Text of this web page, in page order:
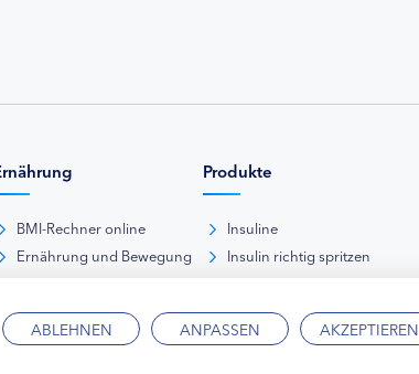
BMI-Rechner online
Ernährung und Bewegung
Lebensmittelkunde
Produkte
Insuline
Insulin richtig spritzen
ABLEHNEN ANPASSEN AKZEPTIEREN